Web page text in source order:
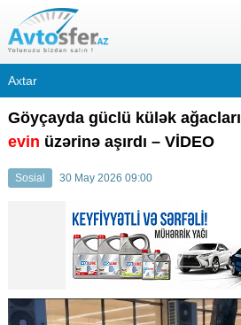
Göyçayda güclü külək ağacları
evin üzərinə aşırdı – VİDEO
Sosial 30 May 2026 09:00